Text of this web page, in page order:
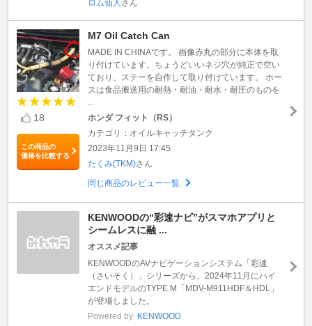
ロム仙人 さん
18
この商品の
価格を比較する
M7 Oil Catch Can
MADE IN CHINAです。 画像赤丸の部分に本体を取
り付けています。ちょうどいいネジ穴が純正で空い
ており、ステーを自作して取り付けています。 ホー
スは食品搬送用の耐熱・耐油・耐水・耐圧のものを
ホンダ フィット（RS）
カテゴリ：オイルキャッチタンク
2023年11月9日 17:45
たくみ(TKM)さん
同じ商品のレビュー一覧
KENWOODの“彩速ナビ”がスマホアプリと
シームレスに融 ...
オススメ記事
KENWOODのAVナビゲーションシステム「彩速
（さいそく）」シリーズから、2024年11月にハイ
エンドモデルのTYPE M「MDV-M911HDF＆HDL」
が登場しました。
Powered by KENWOOD